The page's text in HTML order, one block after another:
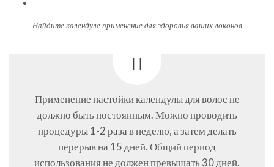
Найдите календуле применение для здоровья ваших локонов
Применение настойки календулы для волос не
должно быть постоянным. Можно проводить
процедуры 1-2 раза в неделю, а затем делать
перерыв на 15 дней. Общий период
использования не должен превышать 30 дней.